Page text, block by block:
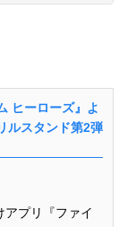
ヒーローズ』よ
ルスタンド第2弾
プリ『ファイ